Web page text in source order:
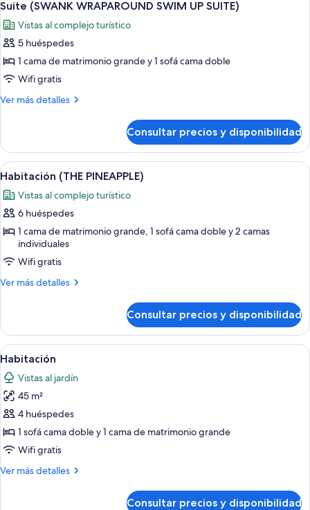
todas
las
fotos
de
Suite
(SWANK
UP
SUITE)
6
Suite (SWANK WRAPAROUND SWIM UP SUITE)
Vistas al complejo turístico
5 huéspedes
1 cama de matrimonio grande y 1 sofá cama doble
Wifi gratis
Ver más detalles
Más
(SWANK
WRAPAROUND
SWIM
SUITE)
Consultar precios y disponibilidad
Abrir
todas
las
fotos
de
Habitación
(THE
PINEAPPLE)
Un edificio con una estructura con
6
Habitación (THE PINEAPPLE)
Vistas al complejo turístico
6 huéspedes
1 cama de matrimonio grande, 1 sofá cama doble y 2 camas
individuales
Wifi gratis
Ver más detalles
Más
(THE
PINEAPPLE)
Consultar precios y disponibilidad
Abrir
todas
las
fotos
de
Habitación
Ropa de cama de alta calidad y
4
Habitación
Vistas al jardín
45 m²
4 huéspedes
1 sofá cama doble y 1 cama de matrimonio grande
Wifi gratis
Ver más detalles
Más
Consultar precios y disponibilidad